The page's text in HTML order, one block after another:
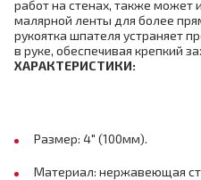
работ на стенах, также может
малярной ленты для более
рукоятка шпателя устраняет
в руке, обеспечивая крепкий
ХАРАКТЕРИСТИКИ:
Размер: 4" (100мм).
Материал: нержавеющая